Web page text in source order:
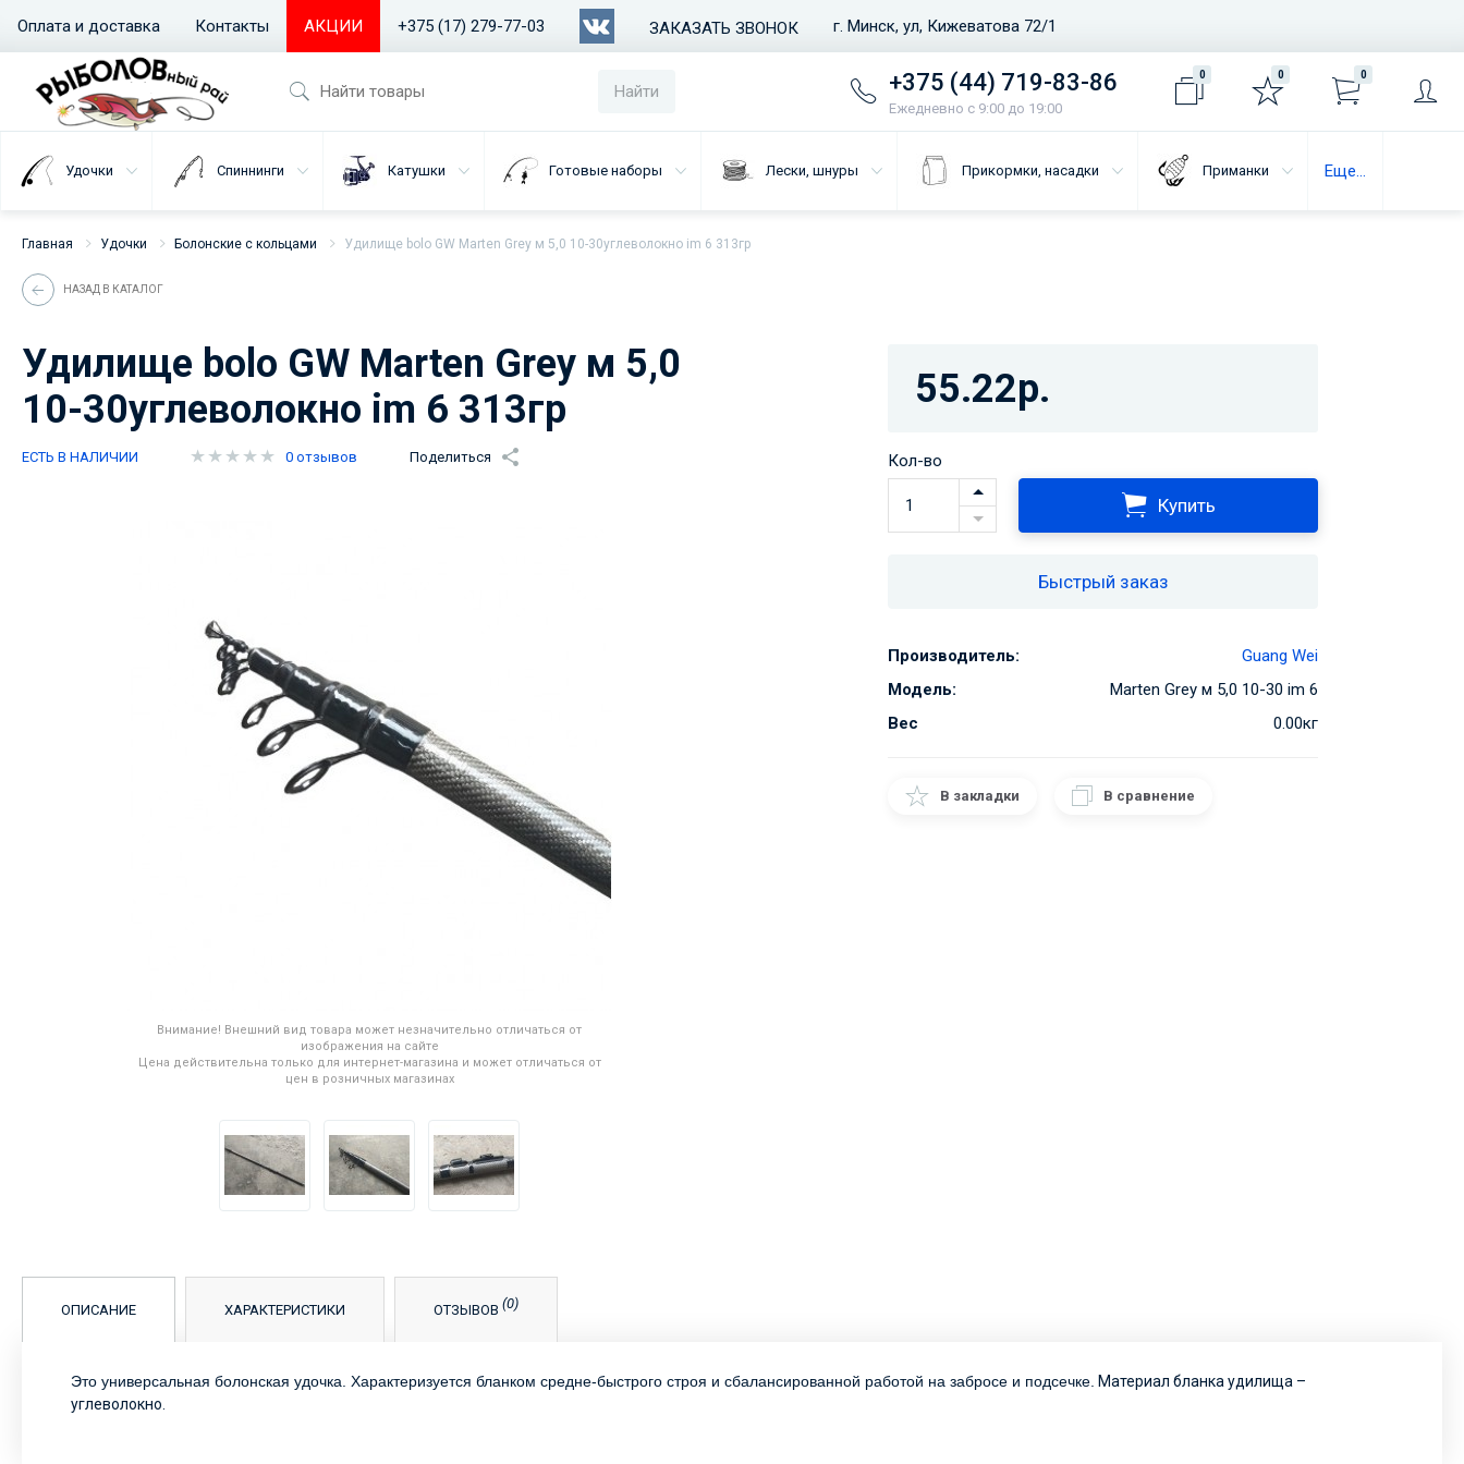
Оплата и доставка Контакты АКЦИИ +375 (17) 279-77-03 ЗАКАЗАТЬ ЗВОНОК г. Минск, ул, Кижеватова 72/1
Найти +375 (44) 719-83-86
Ежедневно с 9:00 до 19:00
0 0 0
Удочки Спиннинги Катушки Готовые наборы Лески, шнуры Прикормки, насадки Приманки Еще...
Главная Удочки Болонские с кольцами Удилище bolo GW Marten Grey м 5,0 10-30углеволокно im 6 313гр
НАЗАД В КАТАЛОГ
Удилище bolo GW Marten Grey м 5,0
10-30углеволокно im 6 313гр
ЕСТЬ В НАЛИЧИИ 0 отзывов Поделиться
Внимание! Внешний вид товара может незначительно отличаться от
изображения на сайте
Цена действительна только для интернет-магазина и может отличаться от
цен в розничных магазинах
55.22р.
Кол-во
Купить
Быстрый заказ
Производитель:
Guang Wei
Модель:
Marten Grey м 5,0 10-30 im 6
Вес
0.00кг
В закладки В сравнение
ОПИСАНИЕ ХАРАКТЕРИСТИКИ ОТЗЫВОВ (0)
Это универсальная болонская удочка. Характеризуется бланком средне-быстрого строя и сбалансированной работой на забросе и подсечке. Материал бланка удилища –
углеволокно.